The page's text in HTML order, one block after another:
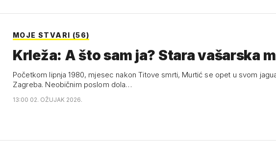
MOJE STVARI (56)
Krleža: A što sam ja? Stara vašarska
Početkom lipnja 1980, mjesec nakon Titove smrti, Murtić se opet u svom
Zagreba. Neobičnim poslom dola…
13:00 02. OŽUJAK 2026.